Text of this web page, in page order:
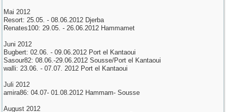
Mai 2012
Resort: 25.05. - 08.06.2012 Djerba
Renates100: 29.05. - 26.06.2012 Hammamet
Juni 2012
Bugbert: 02.06. - 09.06.2012 Port el Kantaoui
Sasour82: 08.06.-29.06.2012 Sousse/Port el Kantaoui
walli: 23.06. - 07.07. 2012 Port el Kantaoui
Juli 2012
amira86: 04.07- 01.08.2012 Hammam- Sousse
August 2012